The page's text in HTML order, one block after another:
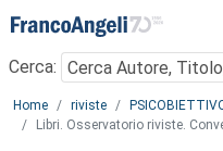
Menu
Cerca:
Main content
Home riviste
Libri. Osservatorio riviste.